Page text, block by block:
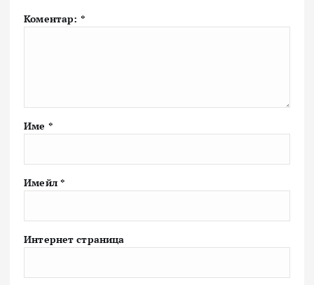
Коментар: *
Име *
Имейл *
Интернет страница